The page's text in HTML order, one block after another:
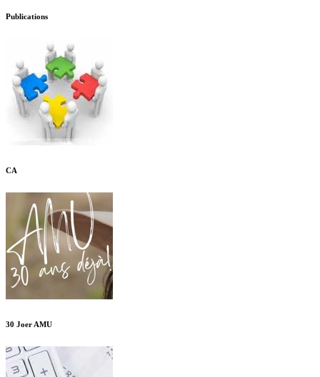
Publications
CA
30 Joer AMU